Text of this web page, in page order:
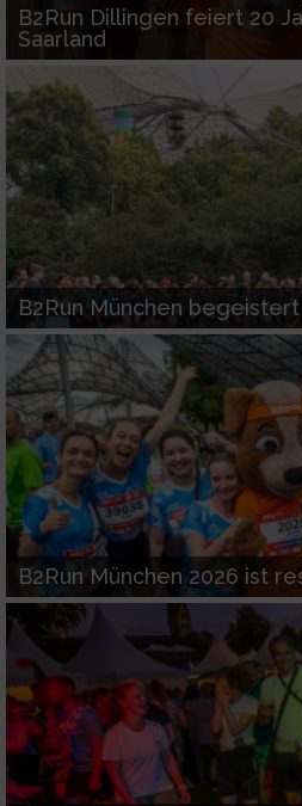
B2Run Dillingen feiert 20
Saarland
B2Run München
B2Run München 2026 ist
Funktional
Werbung